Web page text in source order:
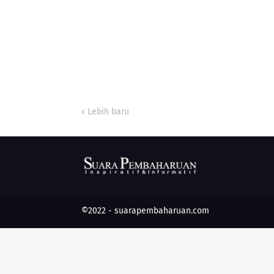
Lebih baru
©2022 - suarapembaharuan.com